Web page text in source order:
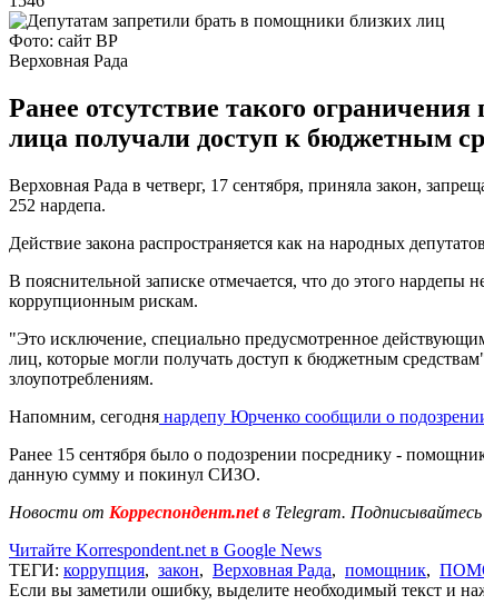
Фото: сайт ВР
Верховная Рада
Ранее отсутствие такого
лица получали доступ к бюджетным
Верховная Рада в четверг, 17 сентября, приняла закон,
252 нардепа.
Действие закона распространяется как на народных
В пояснительной записке отмечается, что до этого
коррупционным рискам.
"Это исключение, специально предусмотренное
лиц, которые могли получать доступ к бюджетным
злоупотреблениям.
Напомним, сегодня нардепу Юрченко сообщили о
Ранее 15 сентября было о подозрении посреднику -
данную сумму и покинул СИЗО.
Новости от Корреспондент.netв Telegram.
Читайте Korrespondent.net в Google News
ТЕГИ: коррупция, закон, Верховная Рада, помощник,
Если вы заметили ошибку, выделите необходимый текст и